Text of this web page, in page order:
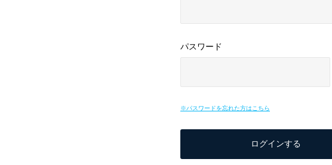
パスワード
※パスワードを忘れた方はこちら